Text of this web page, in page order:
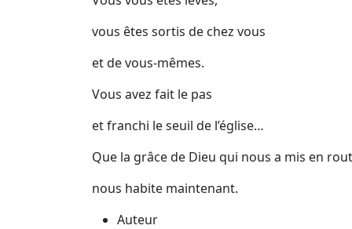
vous êtes sortis de chez vous
et de vous-mêmes.
Vous avez fait le pas
et franchi le seuil de l’église…
Que la grâce de Dieu qui nous a mis en
nous habite maintenant.
Auteur